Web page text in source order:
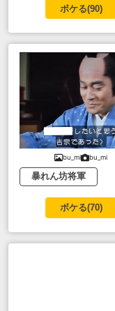
ボケる(90)
bu_mi bu_mi
暴れん坊将軍
ボケる(70)